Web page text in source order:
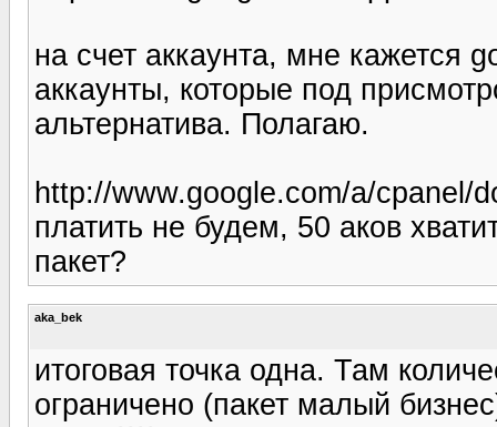
на счет аккаунта, мне кажется
аккаунты, которые под
альтернатива. Полагаю.
http://www.google.com/a/cpanel/
платить не будем, 50 аков
пакет?
aka_bek
итоговая точка одна. Там
ограничено (пакет малый